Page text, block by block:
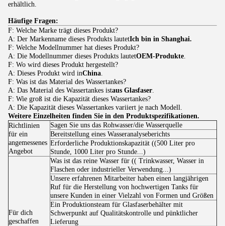
erhältlich.
Häufige Fragen:
F: Welche Marke trägt dieses Produkt?
A: Der Markenname dieses Produkts lautetIch bin in Shanghai.
F: Welche Modellnummer hat dieses Produkt?
A: Die Modellnummer dieses Produkts lautetOEM-Produkte.
F: Wo wird dieses Produkt hergestellt?
A: Dieses Produkt wird inChina.
F: Was ist das Material des Wassertankes?
A: Das Material des Wassertankes istaus Glasfaser.
F: Wie groß ist die Kapazität dieses Wassertankes?
A: Die Kapazität dieses Wassertankes variiert je nach Modell.
Weitere Einzelheiten finden Sie in den Produktspezifikationen.
Richtlinien
für ein
angemessenes
Angebot
Sagen Sie uns das Rohwasser/die Wasserquelle
Bereitstellung eines Wasseranalyseberichts
Erforderliche Produktionskapazität ((500 Liter pro
Stunde, 1000 Liter pro Stunde...)
Für dich
geschaffen
Was ist das reine Wasser für (( Trinkwasser, Wasser in
Flaschen oder industrieller Verwendung...)
Unsere erfahrenen Mitarbeiter haben einen langjährigen
Ruf für die Herstellung von hochwertigen Tanks für
unsere Kunden in einer Vielzahl von Formen und Größen
Ein Produktionsteam für Glasfaserbehälter mit
Schwerpunkt auf Qualitätskontrolle und pünktlicher
Lieferung